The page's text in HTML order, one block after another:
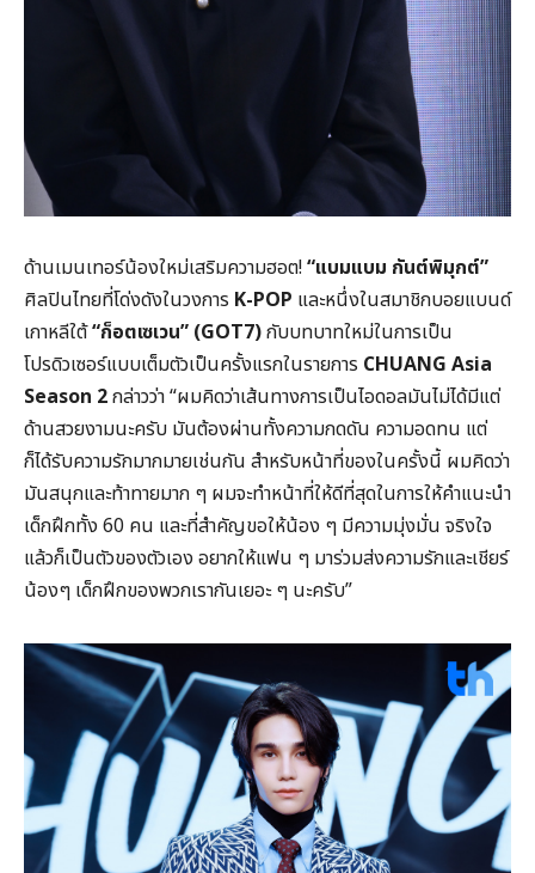
ด้านเมนเทอร์น้องใหม่เสริมความฮอต!“แบมแบม กันต์พิมุกต์”
ศิลปินไทยที่โด่งดังในวงการ K-POP และหนึ่งในสมาชิกบอยแบนด์
เกาหลีใต้“ก็อตเซเวน” (GOT7)กับบทบาทใหม่ในการเป็น
โปรดิวเซอร์แบบเต็มตัวเป็นครั้งแรกในรายการ CHUANG Asia
Season 2กล่าวว่า “ผมคิดว่าเส้นทางการเป็นไอดอลมันไม่ได้มีแต่
ด้านสวยงามนะครับ มันต้องผ่านทั้งความกดดัน ความอดทน แต่
ก็ได้รับความรักมากมายเช่นกัน สำหรับหน้าที่ของในครั้งนี้ ผมคิดว่า
มันสนุกและท้าทายมาก ๆ ผมจะทำหน้าที่ให้ดีที่สุดในการให้คำแนะนำ
เด็กฝึกทั้ง 60 คน และที่สำคัญขอให้น้อง ๆ มีความมุ่งมั่น จริงใจ
แล้วก็เป็นตัวของตัวเอง อยากให้แฟน ๆ มาร่วมส่งความรักและเชียร์
น้องๆ เด็กฝึกของพวกเรากันเยอะ ๆ นะครับ”